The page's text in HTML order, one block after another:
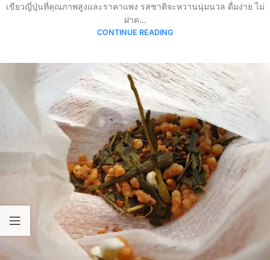
เขียวญี่ปุ่นที่คุณภาพสูงและราคาแพง รสชาติจะหวานนุ่มนวล ดื่มง่าย ไม่
ฝาด...
CONTINUE READING